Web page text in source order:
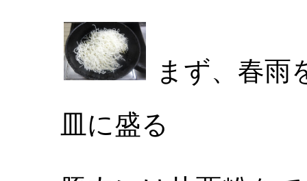
まず、春雨
皿に盛る